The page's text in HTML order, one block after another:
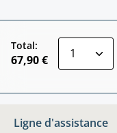
Total:
67,90 €
Ligne d'assistance